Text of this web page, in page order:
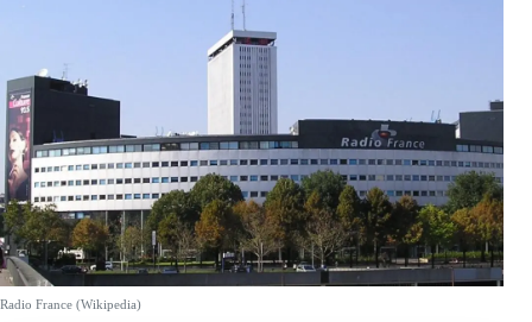
Radio France (Wikipedia)